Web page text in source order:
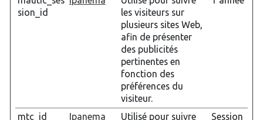
sion_id
les visiteurs sur
plusieurs sites Web,
afin de présenter
des publicités
pertinentes en
fonction des
préférences du
visiteur.
mtc_id
Ipanema
Utilisé pour suivre
Session